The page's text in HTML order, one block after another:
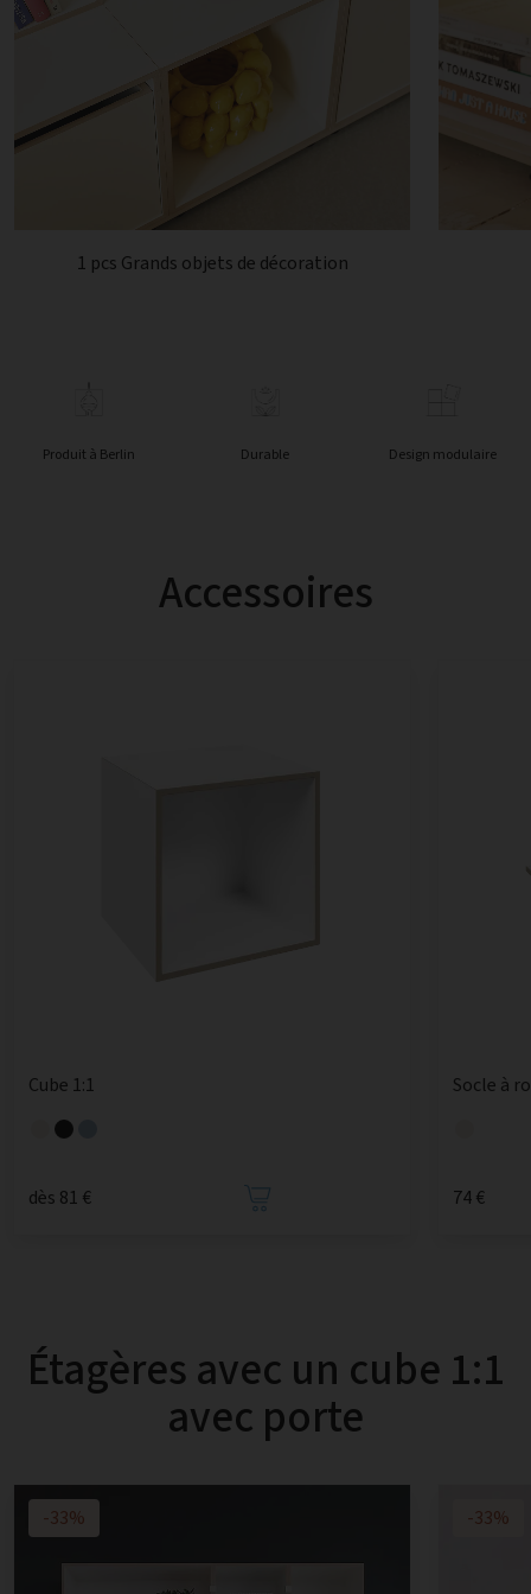
1 pcs Grands objets de décoration
Produit à Berlin Durable Design modulaire
Accessoires
Cube 1:1
dès 81 €
Socle à
74 €
Étagères avec un cube 1:1
avec porte
-33% -33%